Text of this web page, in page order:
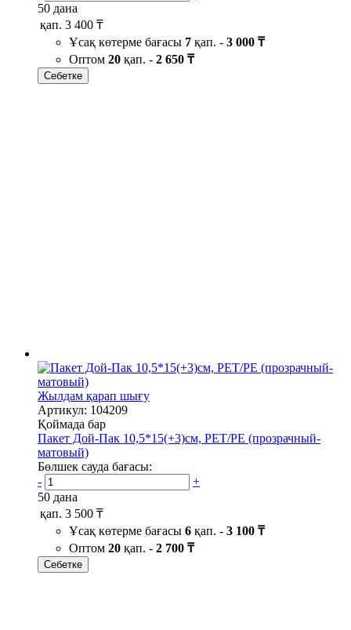
50 дана
қап. 3 400 ₸
Ұсақ көтерме бағасы 7 қап. - 3 000 ₸
Оптом 20 қап. - 2 650 ₸
Себетке
Жылдам қарап шығу
Артикул: 104209
Қоймада бар
Пакет Дой-Пак 10,5*15(+3)см, PET/PE (прозрачный-
матовый)
Бөлшек сауда бағасы:
-
+
50 дана
қап. 3 500 ₸
Ұсақ көтерме бағасы 6 қап. - 3 100 ₸
Оптом 20 қап. - 2 700 ₸
Себетке